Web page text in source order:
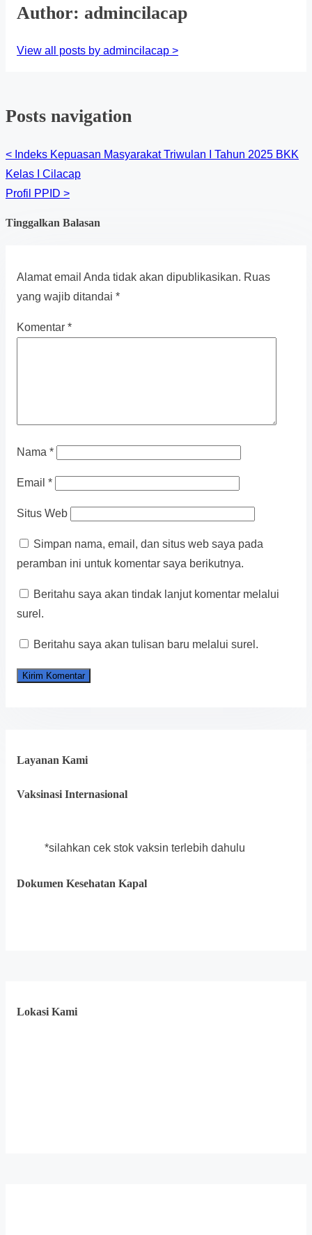
Author: admincilacap
View all posts by admincilacap >
Posts navigation
< Indeks Kepuasan Masyarakat Triwulan I Tahun 2025 BKK
Kelas I Cilacap
Profil PPID >
Tinggalkan Balasan
Alamat email Anda tidak akan dipublikasikan. Ruas
yang wajib ditandai *
Komentar *
Nama *
Email *
Situs Web
Simpan nama, email, dan situs web saya pada
peramban ini untuk komentar saya berikutnya.
Beritahu saya akan tindak lanjut komentar melalui
surel.
Beritahu saya akan tulisan baru melalui surel.
Layanan Kami
Vaksinasi Internasional
*silahkan cek stok vaksin terlebih dahulu
Dokumen Kesehatan Kapal
Lokasi Kami